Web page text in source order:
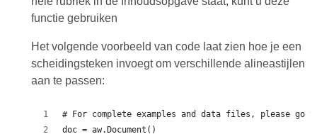
functie gebruiken
Het volgende voorbeeld van code laat zien hoe je een
scheidingsteken invoegt om verschillende alineastijlen
aan te passen:
# For complete examples and data files, please go
doc = aw.Document()